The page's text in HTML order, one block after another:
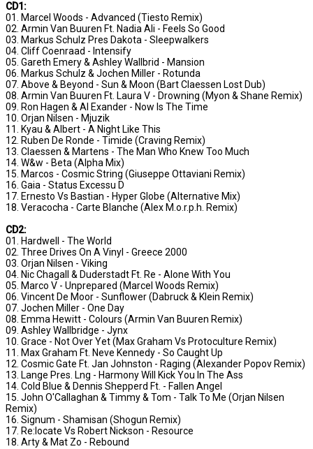
CD1:
01. Marcel Woods - Advanced (Tiesto Remix)
02. Armin Van Buuren Ft. Nadia Ali - Feels So Good
03. Markus Schulz Pres Dakota - Sleepwalkers
04. Cliff Coenraad - Intensify
05. Gareth Emery & Ashley Wallbrid - Mansion
06. Markus Schulz & Jochen Miller - Rotunda
07. Above & Beyond - Sun & Moon (Bart Claessen Lost Dub)
08. Armin Van Buuren Ft. Laura V - Drowning (Myon & Shane Remix)
09. Ron Hagen & Al Exander - Now Is The Time
10. Orjan Nilsen - Mjuzik
11. Kyau & Albert - A Night Like This
12. Ruben De Ronde - Timide (Craving Remix)
13. Claessen & Martens - The Man Who Knew Too Much
14. W&w - Beta (Alpha Mix)
15. Marcos - Cosmic String (Giuseppe Ottaviani Remix)
16. Gaia - Status Excessu D
17. Ernesto Vs Bastian - Hyper Globe (Alternative Mix)
18. Veracocha - Carte Blanche (Alex M.o.r.p.h. Remix)
CD2:
01. Hardwell - The World
02. Three Drives On A Vinyl - Greece 2000
03. Orjan Nilsen - Viking
04. Nic Chagall & Duderstadt Ft. Re - Alone With You
05. Marco V - Unprepared (Marcel Woods Remix)
06. Vincent De Moor - Sunflower (Dabruck & Klein Remix)
07. Jochen Miller - One Day
08. Emma Hewitt - Colours (Armin Van Buuren Remix)
09. Ashley Wallbridge - Jynx
10. Grace - Not Over Yet (Max Graham Vs Protoculture Remix)
11. Max Graham Ft. Neve Kennedy - So Caught Up
12. Cosmic Gate Ft. Jan Johnston - Raging (Alexander Popov Remix)
13. Lange Pres. Lng - Harmony Will Kick You In The Ass
14. Cold Blue & Dennis Shepperd Ft. - Fallen Angel
15. John O'Callaghan & Timmy & Tom - Talk To Me (Orjan Nilsen
Remix)
16. Signum - Shamisan (Shogun Remix)
17. Re:locate Vs Robert Nickson - Resource
18. Arty & Mat Zo - Rebound